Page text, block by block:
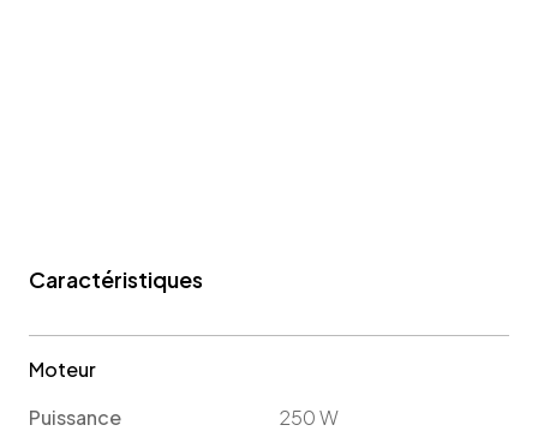
Caractéristiques
Moteur
Puissance
250W